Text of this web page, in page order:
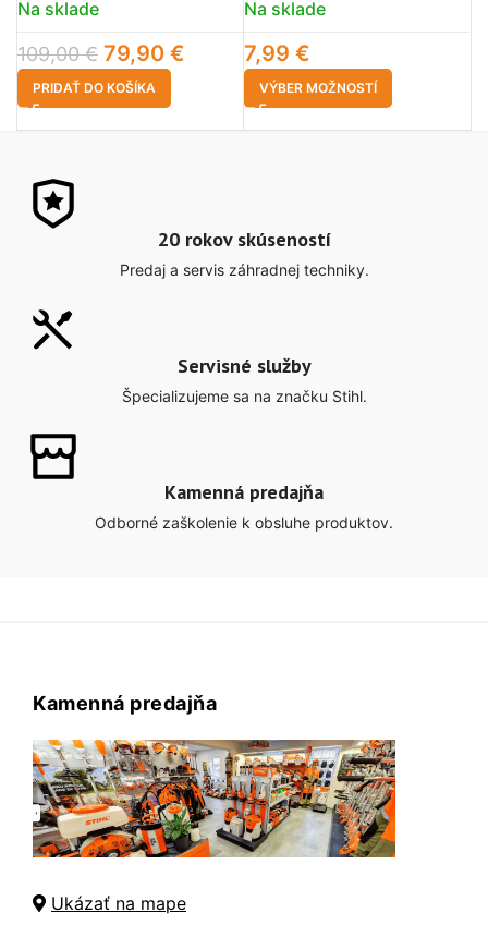
Na sklade
109,00€ 79,90 €
PRIDAŤ DO KOŠÍKA
Na sklade
7,99 €
VÝBER MOŽNOSTÍ
20 rokov skúseností
Predaj a servis záhradnej techniky.
Servisné služby
Špecializujeme sa na značku Stihl.
Kamenná predajňa
Odborné zaškolenie k obsluhe produktov.
Kamenná predajňa
Ukázať na mape